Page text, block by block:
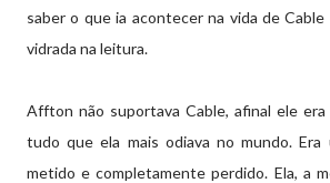
saber o que ia acontecer na vida de
vidrada na leitura.
Affton não suportava Cable, afinal ele era
tudo que ela mais odiava no mundo. Era
metido e completamente perdido. Ela, a